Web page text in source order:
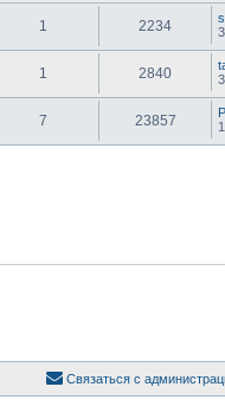
1 2234
1 2840
7 23857
Связаться с